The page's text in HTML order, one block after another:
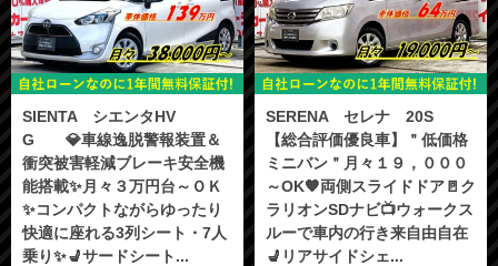
SIENTA シエンタHV
G 💎車線逸脱警報装置＆
衝突被害軽減ブレーキ安全機
能搭載✨月々３万円台～ＯＫ
✨コンパクトながらゆったり
快適に座れる3列シート・7人
乗り✨💺サードシート...
SERENA セレナ 20S
【総合評価優良車】＂低価格
ミニバン＂月々１９，０００
～OK🧡両側スライドドア🚪ク
ラリオンSDナビ📺ウォークス
ルーで車内の行き来自由自在
💺リアサイドシェ...